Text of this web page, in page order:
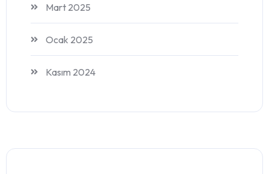
Mart 2025
Ocak 2025
Kasım 2024